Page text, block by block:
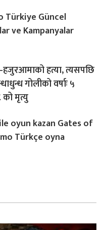
Türkiye Güncel
ve Kampanyalar
हत्या, त्यसपछि
गोलीको वर्षाः ५
को मृत्यु
oyun kazan Gates of
Türkçe oyna